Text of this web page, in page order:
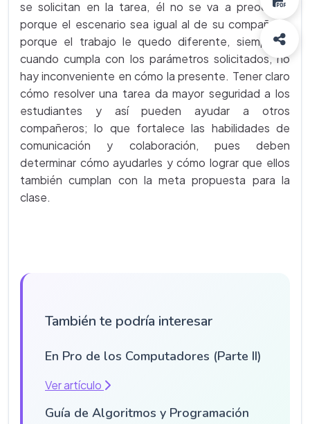
se solicitan en la tarea, él no se va a preocupar
porque el escenario sea igual al de su compañero,
porque el trabajo le quedo diferente, siempre y
cuando cumpla con los parámetros solicitados, no
hay inconveniente en cómo la presente. Tener claro
cómo resolver una tarea da mayor seguridad a los
estudiantes y así pueden ayudar a otros
compañeros; lo que fortalece las habilidades de
comunicación y colaboración, pues deben
determinar cómo ayudarles y cómo lograr que ellos
también cumplan con la meta propuesta para la
clase.
También te podría interesar
En Pro de los Computadores (Parte II)
Ver artículo
Guía de Algoritmos y Programación